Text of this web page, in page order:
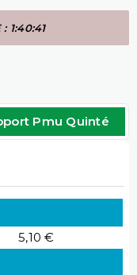
1:40:41
Pmu Quinté
5,10 €